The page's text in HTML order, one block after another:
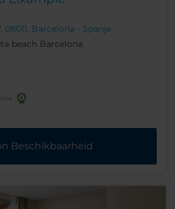
08011, Barcelona - Spanje
beach Barcelona
Beschikbaarheid